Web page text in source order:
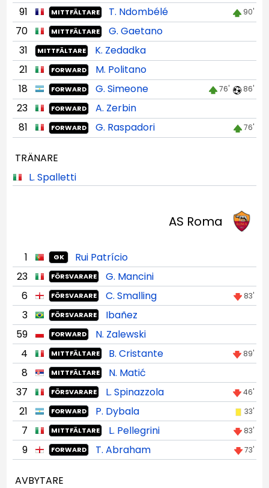
91 MITTFÄLTARE T. Ndombélé 90'
70 MITTFÄLTARE
G. Gaetano
31
MITTFÄLTARE
K. Zedadka
21
FORWARD
M. Politano
18
FORWARD G. Simeone 76' 86'
23 FORWARD
A. Zerbin
81
FORWARD G. Raspadori 76'
TRÄNARE
L. Spalletti
AS Roma
1 GK
Rui Patrício
23
FÖRSVARARE
G. Mancini
6
FÖRSVARARE C. Smalling 83'
3 FÖRSVARARE
Ibañez
59
FORWARD
N. Zalewski
4
MITTFÄLTARE B. Cristante 89'
8 MITTFÄLTARE
N. Matić
37
FÖRSVARARE L. Spinazzola 46'
21 FORWARD P. Dybala 33'
7 MITTFÄLTARE L. Pellegrini 83'
9 FORWARD T. Abraham 73'
AVBYTARE